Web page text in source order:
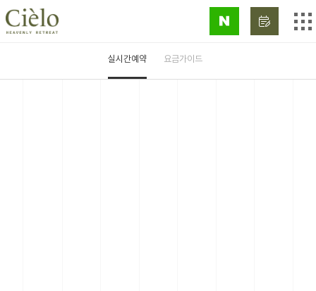
Reservation
실시간예약 요금가이드